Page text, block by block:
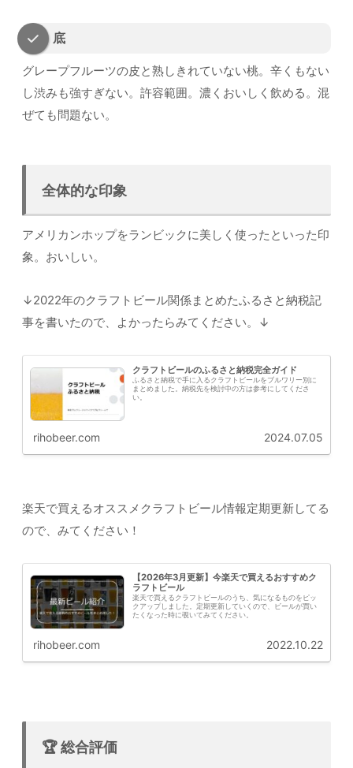
底
グレープフルーツの皮と熟しきれていない桃。辛くもない
し渋みも強すぎない。許容範囲。濃くおいしく飲める。混
ぜても問題ない。
全体的な印象
アメリカンホップをランビックに美しく使ったといった印
象。おいしい。
↓2022年のクラフトビール関係まとめたふるさと納税記
事を書いたので、よかったらみてください。↓
クラフトビールのふるさと納税完全ガイド
ふるさと納税で手に入るクラフトビールをブルワリー別に
まとめました。納税先を検討中の方は参考にしてくださ
い。
rihobeer.com 2024.07.05
楽天で買えるオススメクラフトビール情報定期更新してる
ので、みてください！
【2026年3月更新】今楽天で買えるおすすめク
ラフトビール
楽天で買えるクラフトビールのうち、気になるものをピッ
クアップしました。定期更新していくので、ビールが買い
たくなった時に覗いてみてください。
rihobeer.com 2022.10.22
🏆 総合評価